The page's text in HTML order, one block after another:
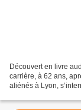
Découvert en livre
carrière, à 62 ans,
aliénés à Lyon,